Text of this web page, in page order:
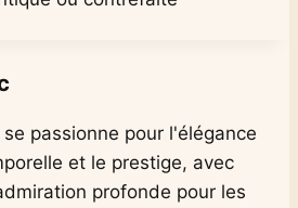
se passionne pour l'élégance
et le prestige, avec
profonde pour les